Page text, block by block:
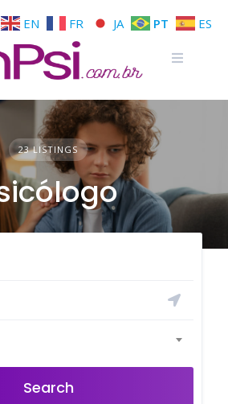
23 LISTINGS
Search
EN FR JA PT ES